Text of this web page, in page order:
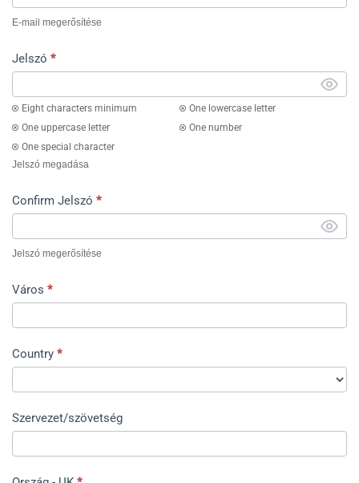
E-mail megerősítése
Jelszó *
Eight characters minimum
One lowercase letter
One uppercase letter
One number
One special character
Jelszó megadása
Confirm Jelszó *
Jelszó megerősítése
Város *
Country *
Szervezet/szövetség